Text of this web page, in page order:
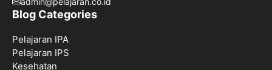
Blog Categories
Pelajaran IPA
Pelajaran IPS
Kesehatan